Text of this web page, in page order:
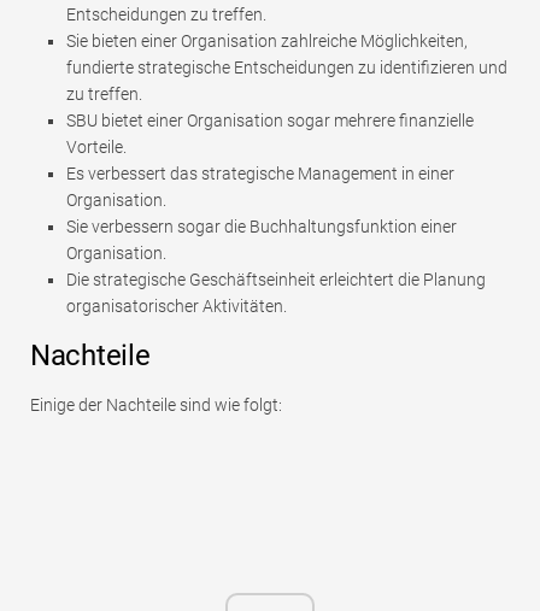
Entscheidungen zu treffen.
Sie bieten einer Organisation zahlreiche Möglichkeiten,
fundierte strategische Entscheidungen zu identifizieren und
zu treffen.
SBU bietet einer Organisation sogar mehrere finanzielle
Vorteile.
Es verbessert das strategische Management in einer
Organisation.
Sie verbessern sogar die Buchhaltungsfunktion einer
Organisation.
Die strategische Geschäftseinheit erleichtert die Planung
organisatorischer Aktivitäten.
Nachteile
Einige der Nachteile sind wie folgt: